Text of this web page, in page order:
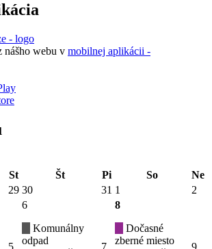
nášho webu v mobilnej aplikácii -
St Št Pi So
Ne
29 30 31 1 2
5
6
Komunálny
odpad
7
8
Dočasné
zberné miesto
9